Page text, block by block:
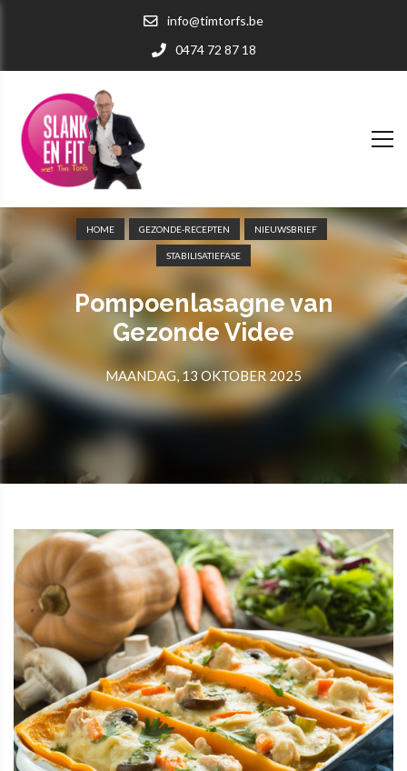
info@timtorfs.be
0474 72 87 18
HOME GEZONDE-RECEPTEN NIEUWSBRIEF
STABILISATIEFASE
Pompoenlasagne van
Gezonde Videe
MAANDAG, 13 OKTOBER 2025